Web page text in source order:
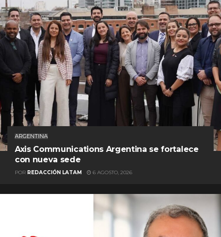
ARGENTINA
Axis Communications Argentina se fortalece
con nueva sede
POR REDACCIÓN LATAM 6 AGOSTO, 2026